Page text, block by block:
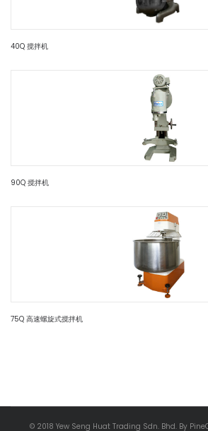
40Q 搅拌机
90Q 搅拌机
75Q 高速螺旋式搅拌机
© 2018 Yew Seng Huat Trading Sdn. Bhd. By